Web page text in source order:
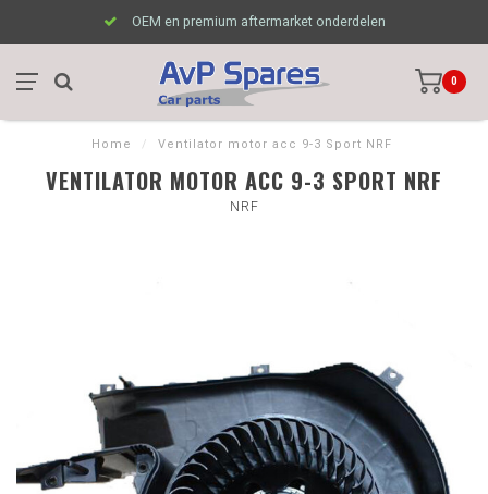
OEM en premium aftermarket onderdelen
0
Home / Ventilator motor acc 9-3 Sport NRF
VENTILATOR MOTOR ACC 9-3 SPORT NRF
NRF